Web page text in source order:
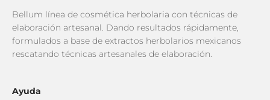
Bellum línea de cosmética herbolaria con técnicas de
elaboración artesanal. Dando resultados rápidamente,
formulados a base de extractos herbolarios mexicanos
rescatando técnicas artesanales de elaboración.
Ayuda